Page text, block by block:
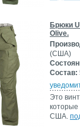
Брюки
Olive.
(США)
Состав:
Это
которые
США.